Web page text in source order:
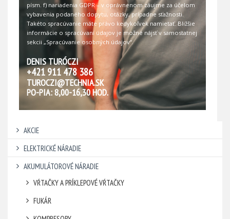
písm. f) nariadenia GDPR – v oprávnenom záujme za účelom
vybavenia podaného dopytu, otázky, prípadne sťažnosti.
Takéto spracúvanie máte právo kedykoľvek namietať. Bližšie
informácie o spracúvaní údajov je možné nájsť v samostatnej
sekcii „Spracúvanie osobných údajov“.
DENIS TURÓCZI
+421 911 478 386
TUROCZI@TECHNIA.SK
PO-PIA: 8,00-16,30 HOD.
AKCIE
ELEKTRICKÉ NÁRADIE
AKUMULÁTOROVÉ NÁRADIE
VŔTAČKY A PRÍKLEPOVÉ VŔTAČKY
FUKÁR